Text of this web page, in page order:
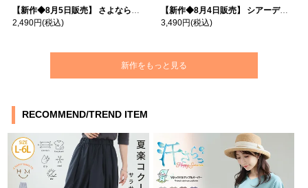
【新作◆8月5日販売】 さよなら猛暑 涼しさを着る 遮熱 接触冷感 吸水・速乾 五分袖 コンフォートメッシュ 配色レイヤード 風ゆる Tシャツ | 大きいサイズの通販ならハッピーマリリン
2,490円(税込)
【新作◆8月4日販売】 シアーデニムで お洒落に肌隠し | 大きいサイズの通販ならハッピーマリリン
3,490円(税込)
新作をもっと見る
RECOMMEND/TREND ITEM